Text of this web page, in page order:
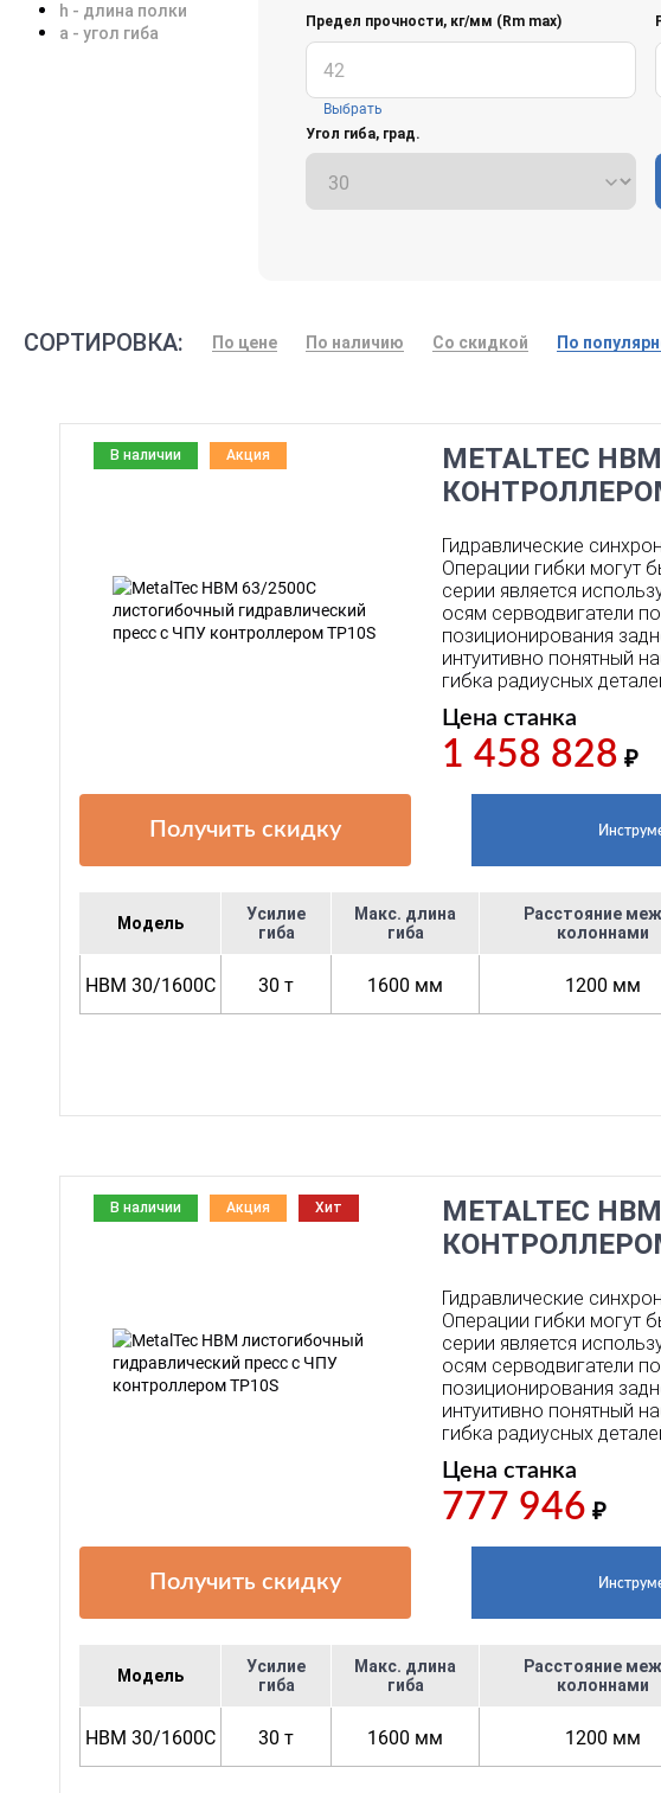
h - длина полки
a - угол гиба
Предел прочности, кг/мм (Rm max)
Выбрать
Угол гиба, град.
СОРТИРОВКА: По цене По наличию Со скидкой По
В наличии Акция
METALTEC
Гидравлические
Операции гибки могут
серии является
осям серводвигатели
позиционирования
интуитивно понятный
гибка радиусных
Цена станка
1 458 828 ₽
Получить скидку
Модель
Усилие
гиба
Макс. длина
гиба
Расстояние
колоннами
HBM 30/1600C 30 т 1600 мм 1200 мм
В наличии Акция Хит
METALTEC
Гидравлические
Операции гибки могут
серии является
осям серводвигатели
позиционирования
интуитивно понятный
гибка радиусных
Цена станка
777 946 ₽
Получить скидку
Модель
Усилие
гиба
Макс. длина
гиба
Расстояние
колоннами
HBM 30/1600C 30 т 1600 мм 1200 мм